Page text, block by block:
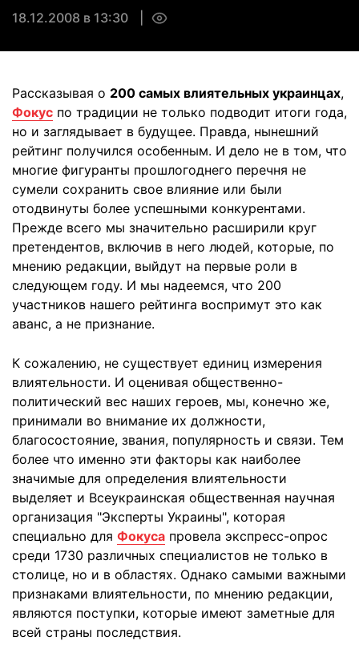
18.12.2008 в 13:30
Рассказывая о 200 самых влиятельных украинцах,
Фокус по традиции не только подводит итоги года,
но и заглядывает в будущее. Правда, нынешний
рейтинг получился особенным. И дело не в том, что
многие фигуранты прошлогоднего перечня не
сумели сохранить свое влияние или были
отодвинуты более успешными конкурентами.
Прежде всего мы значительно расширили круг
претендентов, включив в него людей, которые, по
мнению редакции, выйдут на первые роли в
следующем году. И мы надеемся, что 200
участников нашего рейтинга воспримут это как
аванс, а не признание.
К сожалению, не существует единиц измерения
влиятельности. И оценивая общественно-
политический вес наших героев, мы, конечно же,
принимали во внимание их должности,
благосостояние, звания, популярность и связи. Тем
более что именно эти факторы как наиболее
значимые для определения влиятельности
выделяет и Всеукраинская общественная научная
организация "Эксперты Украины", которая
специально для Фокуса провела экспресс-опрос
среди 1730 различных специалистов не только в
столице, но и в областях. Однако самыми важными
признаками влиятельности, по мнению редакции,
являются поступки, которые имеют заметные для
всей страны последствия.